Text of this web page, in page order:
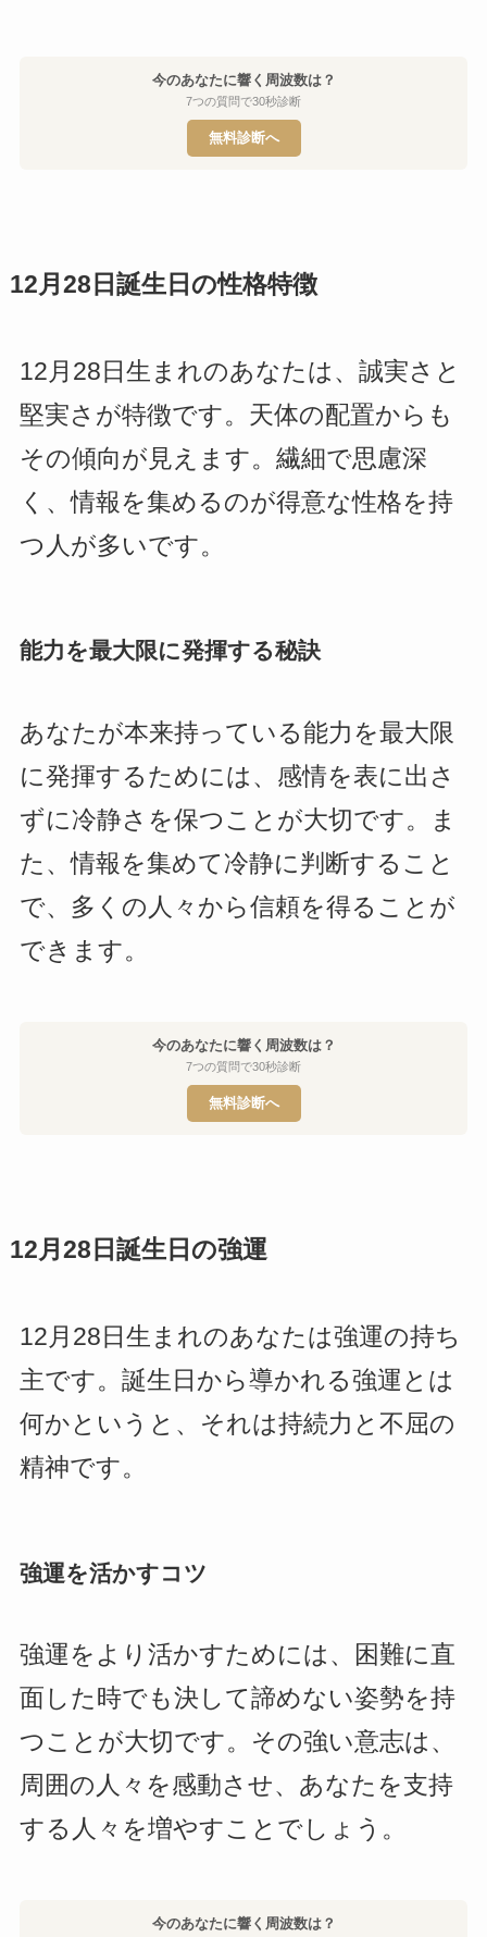
今のあなたに響く周波数は？
7つの質問で30秒診断
無料診断へ
12月28日誕生日の性格特徴
12月28日生まれのあなたは、誠実さと
堅実さが特徴です。天体の配置からも
その傾向が見えます。繊細で思慮深
く、情報を集めるのが得意な性格を持
つ人が多いです。
能力を最大限に発揮する秘訣
あなたが本来持っている能力を最大限
に発揮するためには、感情を表に出さ
ずに冷静さを保つことが大切です。ま
た、情報を集めて冷静に判断すること
で、多くの人々から信頼を得ることが
できます。
今のあなたに響く周波数は？
7つの質問で30秒診断
無料診断へ
12月28日誕生日の強運
12月28日生まれのあなたは強運の持ち
主です。誕生日から導かれる強運とは
何かというと、それは持続力と不屈の
精神です。
強運を活かすコツ
強運をより活かすためには、困難に直
面した時でも決して諦めない姿勢を持
つことが大切です。その強い意志は、
周囲の人々を感動させ、あなたを支持
する人々を増やすことでしょう。
今のあなたに響く周波数は？